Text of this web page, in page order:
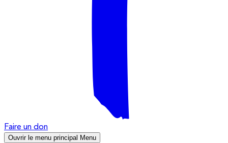
Faire un don
Ouvrir le menu principal Menu